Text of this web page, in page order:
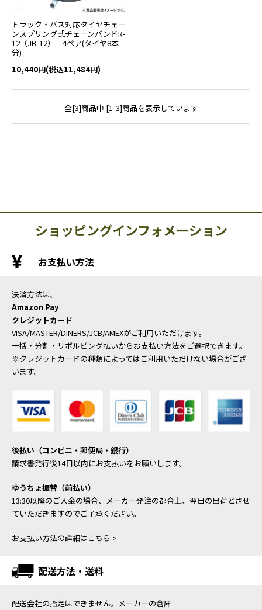
トラック・バス対応タイヤチェー
ンスプリング式チェーンバンドR-
12（JB-12） 4ペア(タイヤ8本
分)
10,440円(税込11,484円)
全[3]商品中 [1-3]商品を表示しています
ショッピングインフォメーション
お支払い方法
決済方法は、
Amazon Pay
クレジットカード
VISA/MASTER/DINERS/JCB/AMEXがご利用いただけます。
一括・分割・リボルビング払いからお支払い方法をご選択できます。
※クレジットカードの種類によってはご利用いただけない場合がござ
います。
後払い（コンビニ・郵便局・銀行）
請求書発行後14日以内にお支払いをお願いします。
ゆうちょ振替（前払い）
13:30以降のご入金の場合、メーカー発注の都合上、翌日の出荷とさせ
ていただきますのでご了承ください。
お支払い方法の詳細はこちら >
配送方法・送料
配送会社の指定はできません。メーカーの倉庫